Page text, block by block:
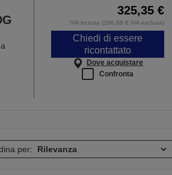
325,35 €
IVA inclusa (266,68 € IVA esclusa)
Chiedi di essere
ricontattato
Dove acquistare
Confronta
per: